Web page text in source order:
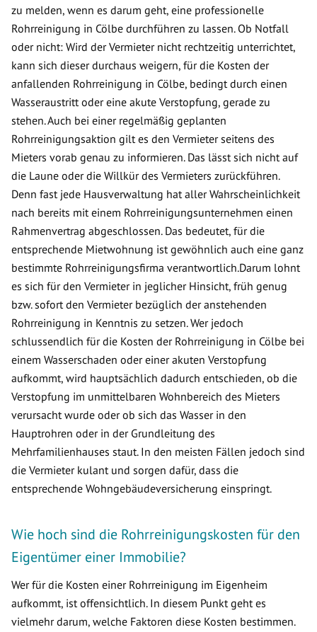
zu melden, wenn es darum geht, eine professionelle
Rohrreinigung in Cölbe durchführen zu lassen. Ob Notfall
oder nicht: Wird der Vermieter nicht rechtzeitig unterrichtet,
kann sich dieser durchaus weigern, für die Kosten der
anfallenden Rohrreinigung in Cölbe, bedingt durch einen
Wasseraustritt oder eine akute Verstopfung, gerade zu
stehen. Auch bei einer regelmäßig geplanten
Rohrreinigungsaktion gilt es den Vermieter seitens des
Mieters vorab genau zu informieren. Das lässt sich nicht auf
die Laune oder die Willkür des Vermieters zurückführen.
Denn fast jede Hausverwaltung hat aller Wahrscheinlichkeit
nach bereits mit einem Rohrreinigungsunternehmen einen
Rahmenvertrag abgeschlossen. Das bedeutet, für die
entsprechende Mietwohnung ist gewöhnlich auch eine ganz
bestimmte Rohrreinigungsfirma verantwortlich.Darum lohnt
es sich für den Vermieter in jeglicher Hinsicht, früh genug
bzw. sofort den Vermieter bezüglich der anstehenden
Rohrreinigung in Kenntnis zu setzen. Wer jedoch
schlussendlich für die Kosten der Rohrreinigung in Cölbe bei
einem Wasserschaden oder einer akuten Verstopfung
aufkommt, wird hauptsächlich dadurch entschieden, ob die
Verstopfung im unmittelbaren Wohnbereich des Mieters
verursacht wurde oder ob sich das Wasser in den
Hauptrohren oder in der Grundleitung des
Mehrfamilienhauses staut. In den meisten Fällen jedoch sind
die Vermieter kulant und sorgen dafür, dass die
entsprechende Wohngebäudeversicherung einspringt.
Wie hoch sind die Rohrreinigungskosten für den
Eigentümer einer Immobilie?
Wer für die Kosten einer Rohrreinigung im Eigenheim
aufkommt, ist offensichtlich. In diesem Punkt geht es
vielmehr darum, welche Faktoren diese Kosten bestimmen.